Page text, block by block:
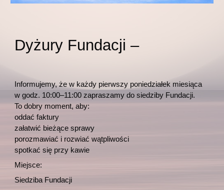
Dyżury Fundacji –
Informujemy, że w każdy pierwszy poniedziałek miesiąca
w godz. 10:00–11:00 zapraszamy do siedziby Fundacji.
To dobry moment, aby:
oddać faktury
załatwić bieżące sprawy
porozmawiać i rozwiać wątpliwości
spotkać się przy kawie
Miejsce:
Siedziba Fundacji